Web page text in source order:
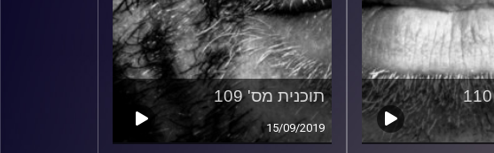
תוכנית מס' 109
15/09/2019